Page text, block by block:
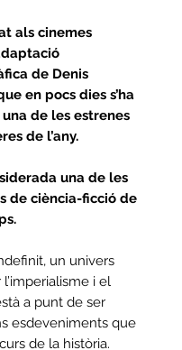
als cinemes
de Denis
en pocs dies s’ha
de les estrenes
de l’any.
una de les
de ciència-ficció de
un univers
i el
a punt de ser
esdeveniments que
de la història.